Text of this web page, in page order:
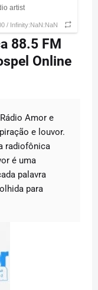
artist
/ Infinity:NaN:NaN
88.5 FM
Online
Amor e
e louvor.
radiofônica
é uma
palavra
para